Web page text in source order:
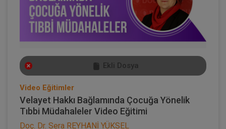
Ekli Dosya
Video Eğitimler
Velayet Hakkı Bağlamında Çocuğa Yönelik
Tıbbi Müdahaleler Video Eğitimi
Doç. Dr. Sera REYHANİ YÜKSEL